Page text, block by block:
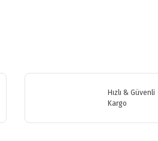
Hızlı & Güvenli
Kargo